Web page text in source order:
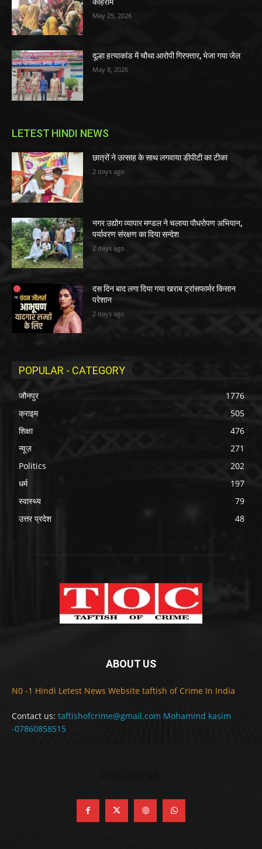
May 25, 2026
दूल्हा हत्याकांड में चौथा आरोपी गिरफ्तार, भेजा गया जेल
May 8, 2026
LETEST HINDI NEWS
छात्रों ने उत्साह के साथ लगवाया डीपीटी का टीका
2 days ago
नगर उद्योग व्यापार मण्डल ने चलाया पौधरोपण अभियान,
पर्यावरण संरक्षण का दिया सन्देश
2 days ago
दस दिन बाद लगा दिया गया खराब ट्रांसफार्मर किसान
परेशान
2 days ago
POPULAR - CATEGORY
जौनपुर
1776
क्राइम
505
शिक्षा
476
न्यूज़
271
Politics
202
धर्म
197
स्वास्थ्य
79
उत्तर प्रदेश
48
ABOUT US
N0 -1 Hindi Letest News Website taftish of Crime In India
Contact us: taftishofcrime@gmail.com Mohammd kasim
-07860858515